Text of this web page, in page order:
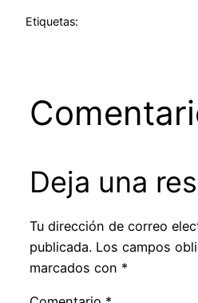
Etiquetas:
Deja una
Tu dirección de correo
publicada. Los campos
marcados con *